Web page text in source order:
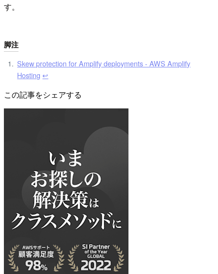
す。
脚注
Skew protection for Amplify deployments - AWS Amplify
Hosting ↩︎
この記事をシェアする